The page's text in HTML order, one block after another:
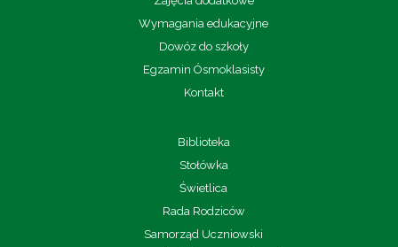
Wymagania edukacyjne
Dowóz do szkoły
Egzamin Ósmoklasisty
Kontakt
Biblioteka
Stołówka
Świetlica
Rada Rodziców
Samorząd Uczniowski